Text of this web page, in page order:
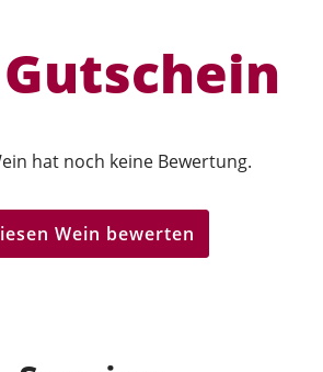
hat noch keine Bewertung.
Wein bewerten